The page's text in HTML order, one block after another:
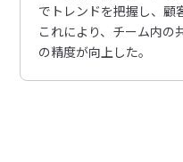
でトレンドを把握し、顧
これにより、チーム内の
の精度が向上した。